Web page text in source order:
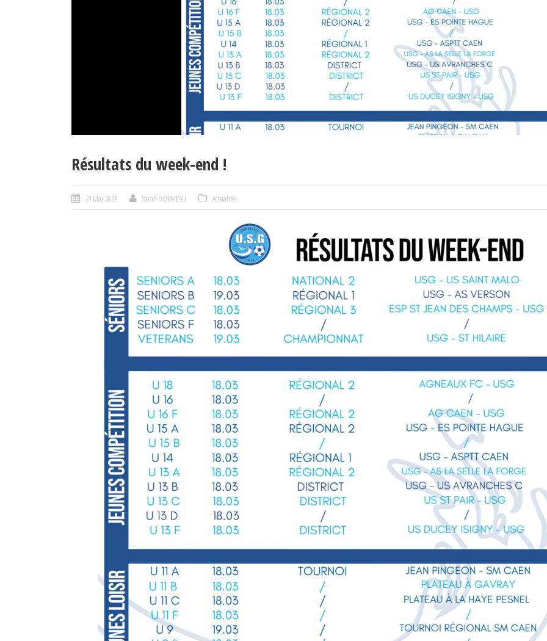
Résultats du week-end !
21 Mar 2023 Sarah DORMEAU Actualités